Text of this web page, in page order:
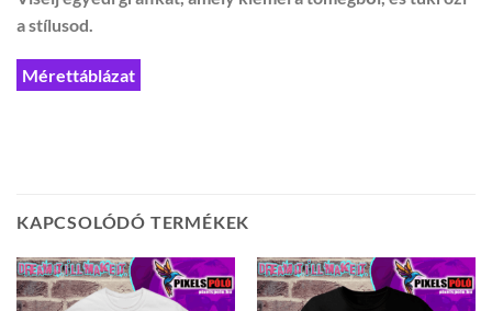
a stílusod.
Mérettáblázat
KAPCSOLÓDÓ TERMÉKEK